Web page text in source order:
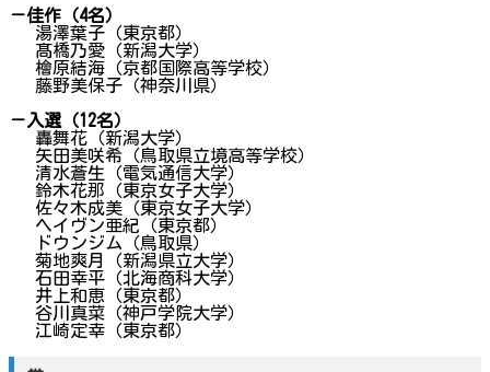
－佳作（4名）
湯澤葉子（東京都）
髙橋乃愛（新潟大学）
檜原結海（京都国際高等学校）
藤野美保子（神奈川県）
－入選（12名）
轟舞花（新潟大学）
矢田美咲希（鳥取県立境高等学校）
清水蒼生（電気通信大学）
鈴木花那（東京女子大学）
佐々木成美（東京女子大学）
ヘイヴン亜紀（東京都）
ドウンジム（鳥取県）
菊地爽月（新潟県立大学）
石田幸平（北海商科大学）
井上和恵（東京都）
谷川真菜（神戸学院大学）
江崎定幸（東京都）